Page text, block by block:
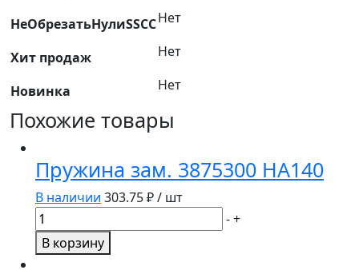
НеОбрезатьНулиSSCCНет
Хит продаж Нет
Новинка Нет
Похожие товары
Пружина зам. 3875300 HA140
В наличии 303.75₽ / шт
Количество
товара
Пружина
-+
В корзину